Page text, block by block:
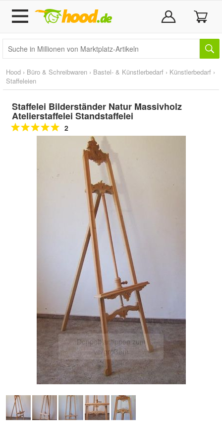
Hood › Büro & Schreibwaren › Bastel- & Künstlerbedarf › Künstlerbedarf ›
Staffeleien
Staffelei Bilderständer Natur Massivholz
Atelierstaffelei Standstaffelei
2
Doppelt antippen zum
vergrößern